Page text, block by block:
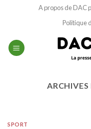
A propos de DAC
Politique
ARCHIVES
SPORT